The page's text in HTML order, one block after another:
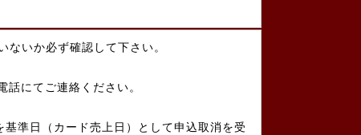
いか必ず確認して下さい。
にてご連絡ください。
準日（カード売上日）として申込取消を受